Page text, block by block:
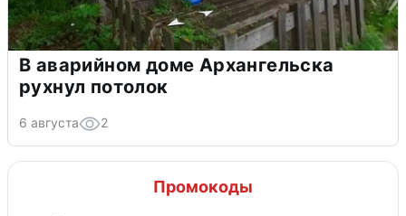
В аварийном доме Архангельска
рухнул потолок
6 августа 2
Промокоды